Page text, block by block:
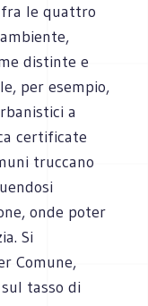
fra le quattro
distinte e
per esempio,
a
certificate
truccano
onde poter
Si
Comune,
tasso di